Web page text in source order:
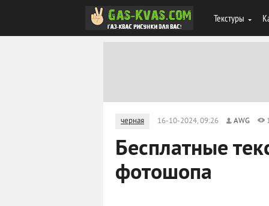
Текстуры
черная 16-10-2024, 09:26 AWG
Бесплатные
фотошопа